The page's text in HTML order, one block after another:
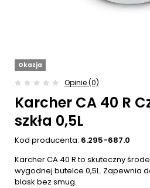
Okazja
Opinie (0)
Karcher CA 40 R
szkła 0,5L
Kod producenta: 6.295-687.0
Karcher CA 40 R to skuteczny
wygodnej butelce 0,5L. Zapewnia
blask bez smug.